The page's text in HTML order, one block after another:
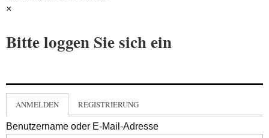
×
Bitte loggen Sie sich ein
ANMELDEN REGISTRIERUNG
Benutzername oder E-Mail-Adresse